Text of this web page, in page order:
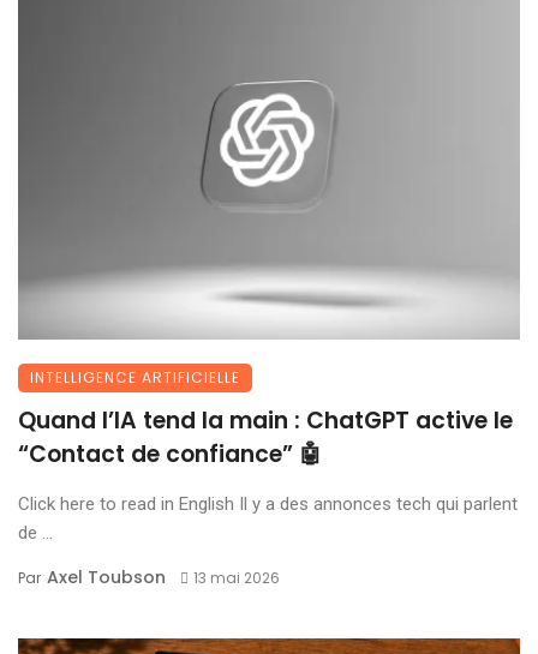
INTELLIGENCE ARTIFICIELLE
Quand l’IA tend la main : ChatGPT active le
“Contact de confiance” 🤖
Click here to read in English Il y a des annonces tech qui parlent
de ...
Par Axel Toubson 13 mai 2026